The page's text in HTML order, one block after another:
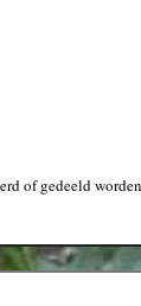
of gedeeld